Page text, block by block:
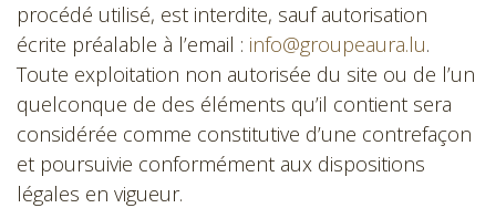
procédé utilisé, est interdite, sauf autorisation
écrite préalable à l’email : info@groupeaura.lu.
Toute exploitation non autorisée du site ou de l’un
quelconque de des éléments qu’il contient sera
considérée comme constitutive d’une contrefaçon
et poursuivie conformément aux dispositions
légales en vigueur.